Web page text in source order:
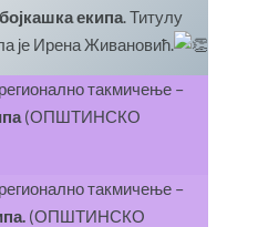
екипа. Титулу
је Ирена Живановић.
такмичење –
(ОПШТИНСКО
такмичење –
(ОПШТИНСКО